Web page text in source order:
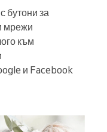
бутони за
мрежи
към
и Facebook